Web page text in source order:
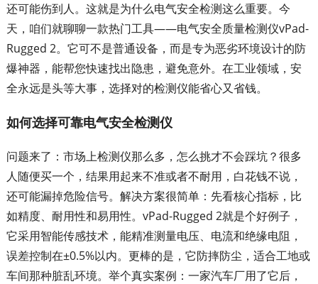
还可能伤到人。这就是为什么电气安全检测这么重要。今
天，咱们就聊聊一款热门工具——电气安全质量检测仪vPad-
Rugged 2。它可不是普通设备，而是专为恶劣环境设计的防
爆神器，能帮您快速找出隐患，避免意外。在工业领域，安
全永远是头等大事，选择对的检测仪能省心又省钱。
如何选择可靠电气安全检测仪
问题来了：市场上检测仪那么多，怎么挑才不会踩坑？很多
人随便买一个，结果用起来不准或者不耐用，白花钱不说，
还可能漏掉危险信号。解决方案很简单：先看核心指标，比
如精度、耐用性和易用性。vPad-Rugged 2就是个好例子，
它采用智能传感技术，能精准测量电压、电流和绝缘电阻，
误差控制在±0.5%以内。更棒的是，它防摔防尘，适合工地或
车间那种脏乱环境。举个真实案例：一家汽车厂用了它后，